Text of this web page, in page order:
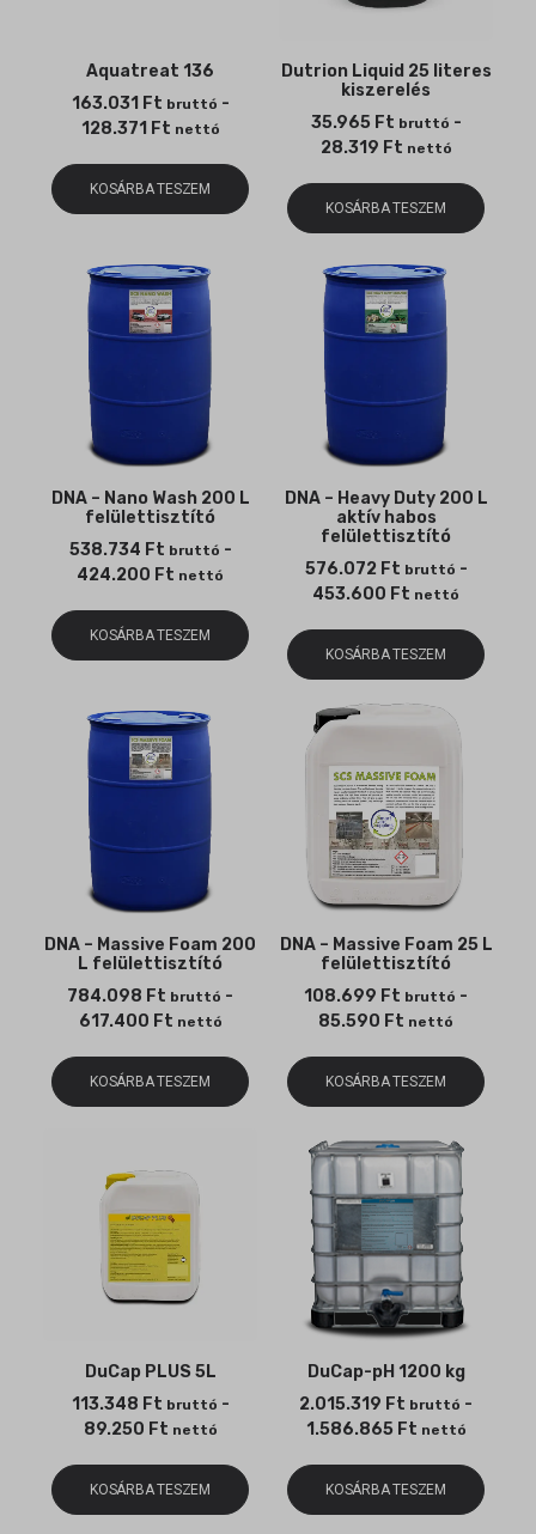
Aquatreat 136
163.031 Ft bruttó -
128.371 Ft nettó
KOSÁRBA TESZEM
Dutrion Liquid 25 literes
kiszerelés
35.965 Ft bruttó -
28.319 Ft nettó
KOSÁRBA TESZEM
DNA – Nano Wash 200 L
felülettisztító
538.734 Ft bruttó -
424.200 Ft nettó
KOSÁRBA TESZEM
DNA – Heavy Duty 200 L
aktív habos
felülettisztító
576.072 Ft bruttó -
453.600 Ft nettó
KOSÁRBA TESZEM
DNA – Massive Foam 200
L felülettisztító
784.098 Ft bruttó -
617.400 Ft nettó
KOSÁRBA TESZEM
DNA – Massive Foam 25 L
felülettisztító
108.699 Ft bruttó -
85.590 Ft nettó
KOSÁRBA TESZEM
DuCap PLUS 5L
113.348 Ft bruttó -
89.250 Ft nettó
KOSÁRBA TESZEM
DuCap-pH 1200 kg
2.015.319 Ft bruttó -
1.586.865 Ft nettó
KOSÁRBA TESZEM